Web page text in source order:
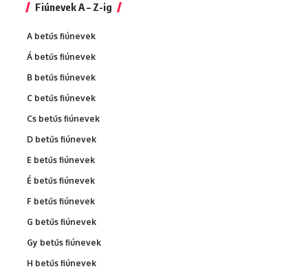
Fiúnevek A – Z-ig
A betűs fiúnevek
Á betűs fiúnevek
B betűs fiúnevek
C betűs fiúnevek
Cs betűs fiúnevek
D betűs fiúnevek
E betűs fiúnevek
É betűs fiúnevek
F betűs fiúnevek
G betűs fiúnevek
Gy betűs fiúnevek
H betűs fiúnevek